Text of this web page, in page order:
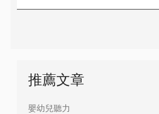
推薦文章
嬰幼兒聽力